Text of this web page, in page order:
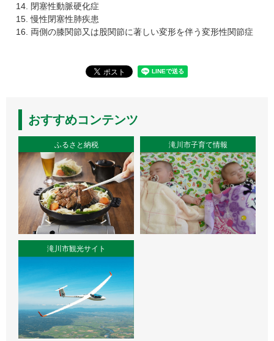
閉塞性動脈硬化症
慢性閉塞性肺疾患
両側の膝関節又は股関節に著しい変形を伴う変形性関節症
おすすめコンテンツ
ふるさと納税 滝川市子育て情報
滝川市観光サイト